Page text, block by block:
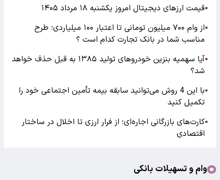
●قیمت ارزهای دیجیتال امروز یکشنبه ۱۸ مرداد ۱۴۰۵
●
از وام ۷۰۰ میلیون تومانی تا اعتبار ۱۰۰ میلیاردی؛ طرح
مناسب شما در بانک تجارت کدام است ؟
●
آیا سهمیه بنزین خودروهای تولید ۱۳۸۵ به قبل حذف خواهد
شد؟
●
با این 4 روش می‌توانید سابقه بیمه تأمین اجتماعی خود را
تکمیل کنید
●کارت‌های بازرگانی اجاره‌ای؛ از فرار ارزی تا اخلال در ساختار
اقتصادی
وام و تسهیلات بانکی